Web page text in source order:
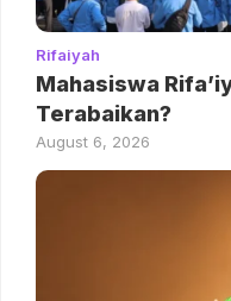
Rifaiyah
Mahasiswa
Terabaikan?
August 6, 2026